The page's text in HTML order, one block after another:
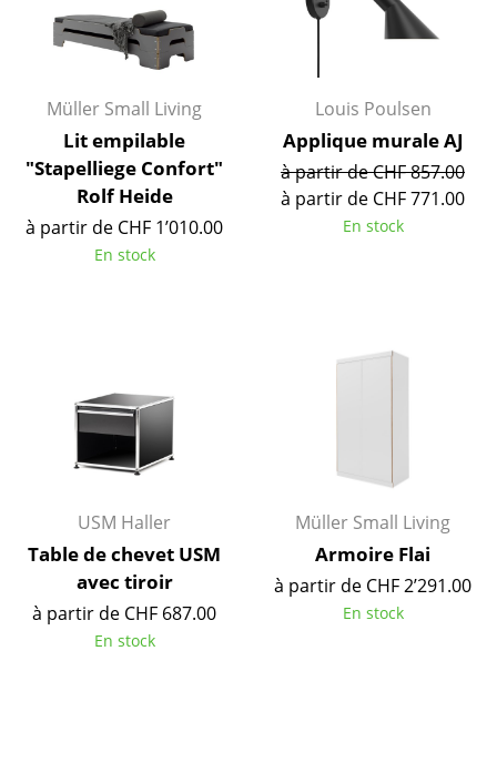
Étagères murales
Buffets & Commodes
Meubles TV
Caissons roulants et Meubles d’appoint
Meubles de bar
Garde-robes
Luminaires
Suspensions & Plafonniers
Lampes de table
Lampes de bureau
Lampadaires et Liseuses
Müller Small Living
Lit empilable
"Stapelliege Confort"
Rolf Heide
à partir de CHF 1’010.00
En stock
Louis Poulsen
Applique murale AJ
à partir de CHF 857.00
à partir de CHF 771.00
En stock
USM Haller
Table de chevet USM
avec tiroir
à partir de CHF 687.00
En stock
Müller Small Living
Armoire Flai
à partir de CHF 2’291.00
En stock